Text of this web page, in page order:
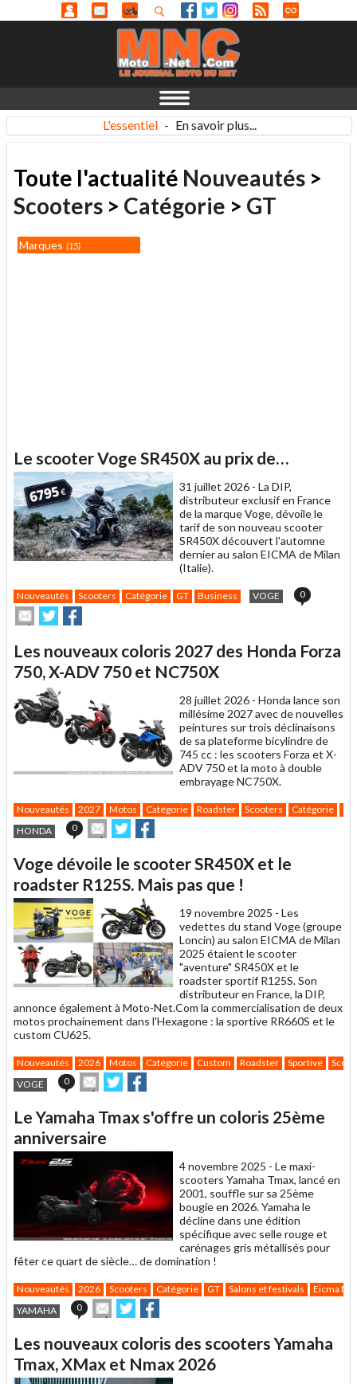
L'essentiel - En savoir plus...
Toute l'actualité Nouveautés >
Scooters > Catégorie > GT
Marques 15
Le scooter Voge SR450X au prix de…
31 juillet 2026 - La DIP,
distributeur exclusif en France
de la marque Voge, dévoile le
tarif de son nouveau scooter
SR450X découvert l'automne
dernier au salon EICMA de Milan
(Italie).
Nouveautés Scooters Catégorie GT Business VOGE 0
Envoyer
cet
à
un
ami
Partager
sur
sur
Les nouveaux coloris 2027 des Honda Forza
750, X-ADV 750 et NC750X
28 juillet 2026 - Honda lance son
millésime 2027 avec de nouvelles
peintures sur trois déclinaisons
de sa plateforme bicylindre de
745 cc : les scooters Forza et X-
ADV 750 et la moto à double
embrayage NC750X.
Nouveautés 2027 Motos Catégorie Roadster Scooters Catégorie
GT
HONDA
0
Envoyer
cet
à
un
ami
Partager
sur sur
Voge dévoile le scooter SR450X et le
roadster R125S. Mais pas que !
19 novembre 2025 - Les
vedettes du stand Voge (groupe
Loncin) au salon EICMA de Milan
2025 étaient le scooter
"aventure" SR450X et le
roadster sportif R125S. Son
distributeur en France, la DIP,
annonce également à Moto-Net.Com la commercialisation de deux
motos prochainement dans l'Hexagone : la sportive RR660S et le
custom CU625.
Nouveautés 2026 Motos Catégorie Custom Roadster Sportive
VOGE
0
Envoyer
cet
à
un
ami
Partager
sur sur
Le Yamaha Tmax s'offre un coloris 25ème
anniversaire
4 novembre 2025 - Le maxi-
scooters Yamaha Tmax, lancé en
2001, souffle sur sa 25ème
bougie en 2026. Yamaha le
décline dans une édition
spécifique avec selle rouge et
carénages gris métallisés pour
fêter ce quart de siècle… de domination !
Nouveautés 2026 Scooters Catégorie GT Salons et festivals
Eicma
YAMAHA
0
Envoyer
cet
à
un
ami
Partager
sur sur
Les nouveaux coloris des scooters Yamaha
Tmax, XMax et Nmax 2026